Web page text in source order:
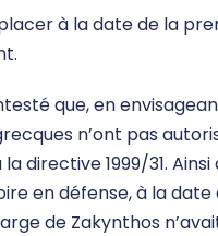
placer à la date de la
que, en
n’ont pas
directive 1999/31.
en défense, à la
de Zakynthos